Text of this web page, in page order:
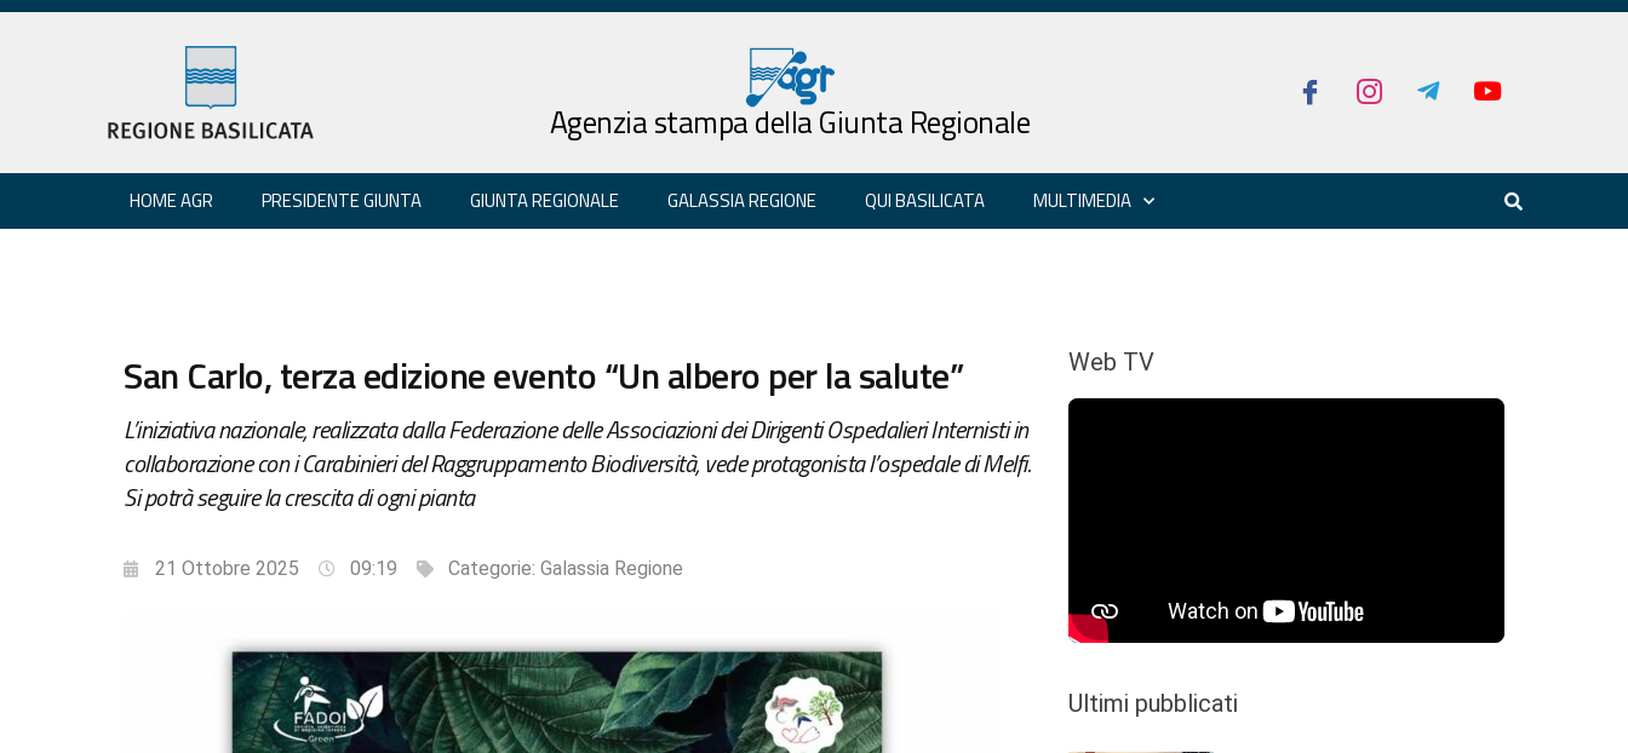
Agenzia stampa della Giunta Regionale
HOME AGR PRESIDENTE GIUNTA GIUNTA REGIONALE GALASSIA REGIONE QUI BASILICATA MULTIMEDIA
San Carlo, terza edizione evento “Un albero per la salute”
L’iniziativa nazionale, realizzata dalla Federazione delle Associazioni dei Dirigenti Ospedalieri Internisti in
collaborazione con i Carabinieri del Raggruppamento Biodiversità, vede protagonista l’ospedale di Melfi.
Si potrà seguire la crescita di ogni pianta
21 Ottobre 2025 09:19 Categorie: Galassia Regione
Web TV
Ultimi pubblicati